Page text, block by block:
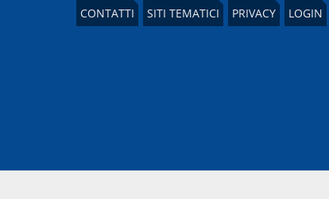
CONTATTI SITI TEMATICI PRIVACY LOGIN